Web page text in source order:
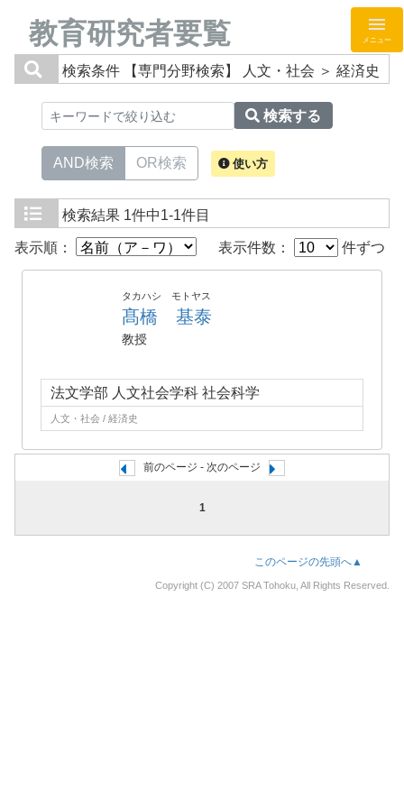
教育研究者要覧 メニュー
検索条件 【専門分野検索】 人文・社会 ＞ 経済史
検索する
AND検索 OR検索 使い方
検索結果 1件中1-1件目
表示順： 表示件数： 件ずつ
タカハシ モトヤス
髙橋 基泰
教授
法文学部 人文社会学科 社会科学
人文・社会 / 経済史
前のページ - 次のページ
1
このページの先頭へ▲
Copyright (C) 2007 SRA Tohoku, All Rights Reserved.